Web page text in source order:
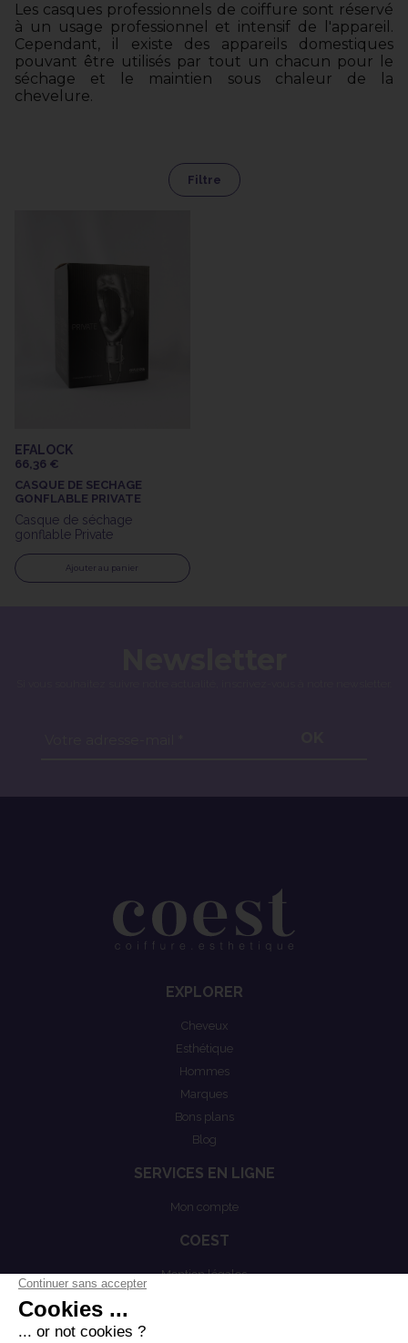
Les casques professionnels de coiffure sont réservé
à un usage professionnel et intensif de l'appareil.
Cependant, il existe des appareils domestiques
pouvant être utilisés par tout un chacun pour le
séchage et le maintien sous chaleur de la
chevelure.
Filtre
EFALOCK
66,36 €
CASQUE DE SECHAGE
GONFLABLE PRIVATE
Casque de séchage
gonflable Private
Ajouter au panier
EXPLORER
Cheveux
Esthétique
Hommes
Marques
Bons plans
Blog
SERVICES EN LIGNE
Mon compte
COEST
Mention légales